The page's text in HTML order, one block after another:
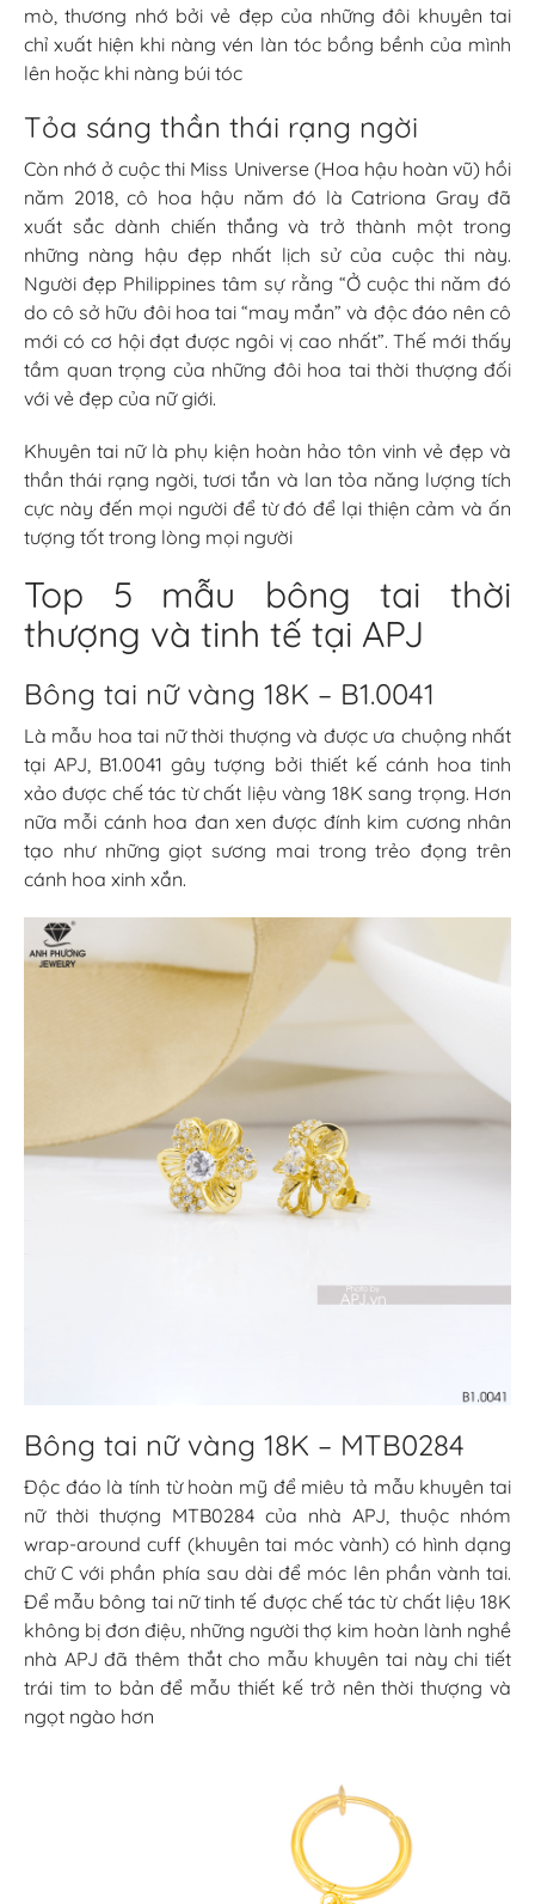
mò, thương nhớ bởi vẻ đẹp của những đôi khuyên tai
chỉ xuất hiện khi nàng vén làn tóc bồng bềnh của mình
lên hoặc khi nàng búi tóc
Tỏa sáng thần thái rạng ngời
Còn nhớ ở cuộc thi Miss Universe (Hoa hậu hoàn vũ) hồi
năm 2018, cô hoa hậu năm đó là Catriona Gray đã
xuất sắc dành chiến thắng và trở thành một trong
những nàng hậu đẹp nhất lịch sử của cuộc thi này.
Người đẹp Philippines tâm sự rằng “Ở cuộc thi năm đó
do cô sở hữu đôi hoa tai “may mắn” và độc đáo nên cô
mới có cơ hội đạt được ngôi vị cao nhất”. Thế mới thấy
tầm quan trọng của những đôi hoa tai thời thượng đối
với vẻ đẹp của nữ giới.
Khuyên tai nữ là phụ kiện hoàn hảo tôn vinh vẻ đẹp và
thần thái rạng ngời, tươi tắn và lan tỏa năng lượng tích
cực này đến mọi người để từ đó để lại thiện cảm và ấn
tượng tốt trong lòng mọi người
Top 5 mẫu bông tai thời
thượng và tinh tế tại APJ
Bông tai nữ vàng 18K – B1.0041
Là mẫu hoa tai nữ thời thượng và được ưa chuộng nhất
tại APJ, B1.0041 gây tượng bởi thiết kế cánh hoa tinh
xảo được chế tác từ chất liệu vàng 18K sang trọng. Hơn
nữa mỗi cánh hoa đan xen được đính kim cương nhân
tạo như những giọt sương mai trong trẻo đọng trên
cánh hoa xinh xắn.
Bông tai nữ vàng 18K – MTB0284
Độc đáo là tính từ hoàn mỹ để miêu tả mẫu khuyên tai
nữ thời thượng MTB0284 của nhà APJ, thuộc nhóm
wrap-around cuff (khuyên tai móc vành) có hình dạng
chữ C với phần phía sau dài để móc lên phần vành tai.
Để mẫu bông tai nữ tinh tế được chế tác từ chất liệu 18K
không bị đơn điệu, những người thợ kim hoàn lành nghề
nhà APJ đã thêm thắt cho mẫu khuyên tai này chi tiết
trái tim to bản để mẫu thiết kế trở nên thời thượng và
ngọt ngào hơn